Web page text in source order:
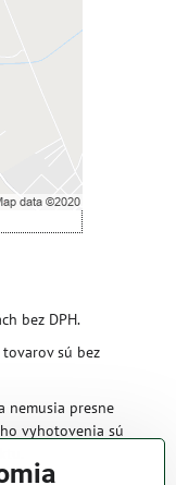
bez DPH.
sú bez
nemusia presne
vyhotovenia sú